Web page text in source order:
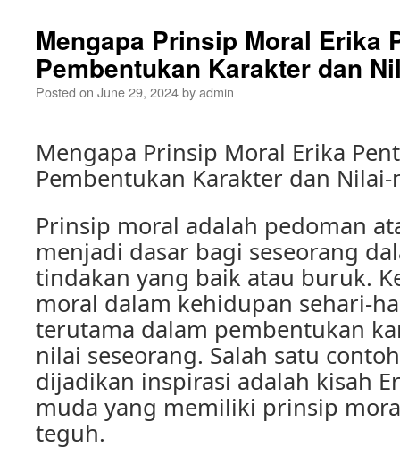
Mengapa Prinsip Moral Erika
Pembentukan Karakter dan
Posted on June 29, 2024byadmin
Mengapa Prinsip Moral Erika
Pembentukan Karakter dan
Prinsip moral adalah pedoman
menjadi dasar bagi seseorang
tindakan yang baik atau buruk.
moral dalam kehidupan sehari-
terutama dalam pembentukan
nilai seseorang. Salah satu
dijadikan inspirasi adalah kisah
muda yang memiliki prinsip
teguh.